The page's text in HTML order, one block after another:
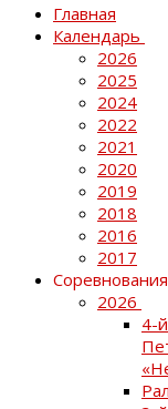
Главная
Календарь
2026
2025
2024
2022
2021
2020
2019
2018
2016
2017
Соревнования
2026
4-